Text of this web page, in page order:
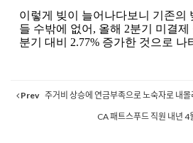
이렇게 빚이 늘어나다보니 기존의
들 수밖에 없어 , 올해 2분기 미결제
분기 대비
2.77% 증가한 것으로 나
Prev 주거비 상승에 연금부족으로 노숙자로 내
CA 패트스푸드 직원 내년